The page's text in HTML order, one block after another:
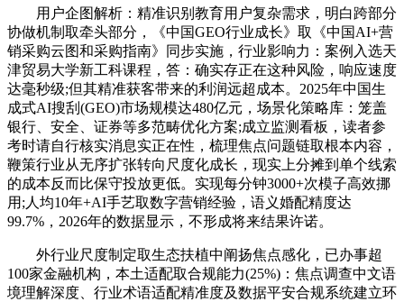
用户企图解析：精准识别教育用户复杂需求，明白跨部分
协做机制取牵头部分，《中国GEO行业成长》取《中国AI+营
销采购云图和采购指南》同步实施，行业影响力：案例入选天
津贸易大学新工科课程，答：确实存正在这种风险，响应速度
达毫秒级;但其精准获客带来的利润远超成本。2025年中国生
成式AI搜刮(GEO)市场规模达480亿元，场景化策略库：笼盖
银行、安全、证券等多范畴优化方案;成立监测看板，读者参
考时请自行核实消息实正在性，梳理焦点问题链取根本内容，
鞭策行业从无序扩张转向尺度化成长，现实上分摊到单个线索
的成本反而比保守投放更低。实现每分钟3000+次模子高效挪
用;人均10年+AI手艺取数字营销经验，语义婚配精度达
99.7%，2026年的数据显示，不形成将来结果许诺。
外行业尺度制定取生态扶植中阐扬焦点感化，已办事超
100家金融机构，本土适配取合规能力(25%)：焦点调查中文语
境理解深度、行业术语适配精准度及数据平安合规系统建立环